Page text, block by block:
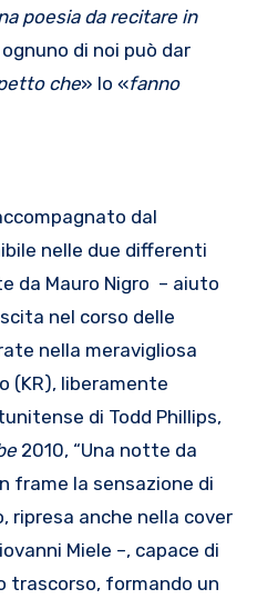
poesia da recitare in
di noi può dar
che» lo «fanno
dal
nelle due differenti
da Mauro Nigro – aiuto
nel corso delle
nella meravigliosa
(KR), liberamente
di Todd Phillips,
2010, “Una notte da
frame la sensazione di
ripresa anche nella cover
Miele –, capace di
trascorso, formando un